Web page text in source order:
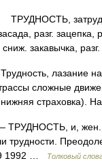
разг. зацепка,
сниж. закавычка,
лазание
сложные
нижняя страховка).
ТРУДНОСТЬ, и, жен.
трудности.
1992 …
Толковый